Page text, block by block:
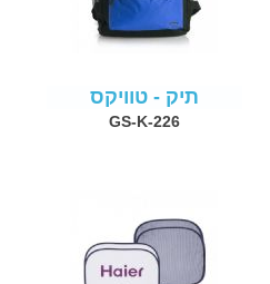
תיק - טוויקס
GS-K-226